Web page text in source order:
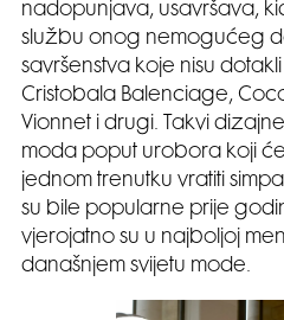
nadopunjava, usavršava,
službu onog nemogućeg
savršenstva koje nisu
Cristobala Balenciage,
Vionnet i drugi. Takvi
moda poput urobora koji
jednom trenutku vratiti
su bile popularne prije
vjerojatno su u najboljoj
današnjem svijetu mode.